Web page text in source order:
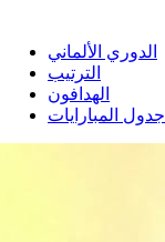
الدوري الألماني
الترتيب
الهدافون
جدول المبارايات